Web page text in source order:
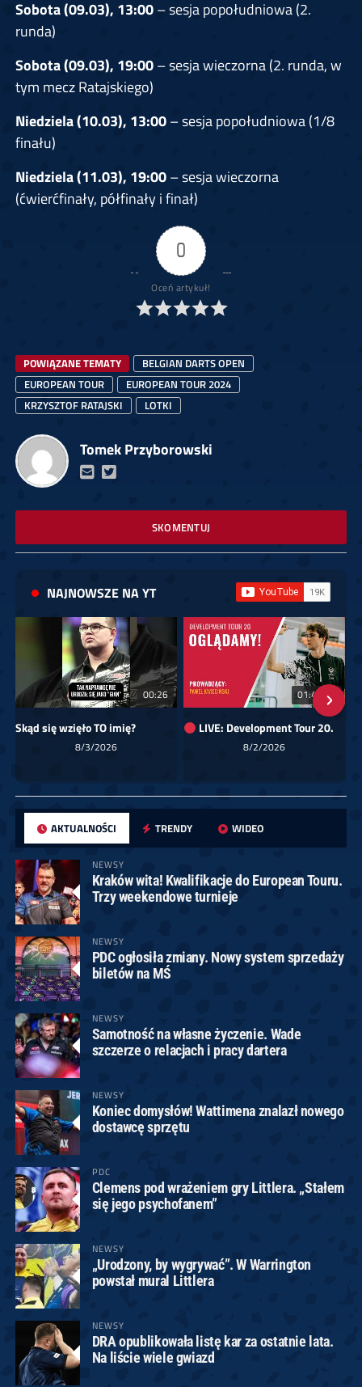
Sobota (09.03), 13:00– sesja popołudniowa (2.
runda)
Sobota (09.03), 19:00– sesja wieczorna (2. runda, w
tym mecz Ratajskiego)
Niedziela (10.03), 13:00– sesja popołudniowa (1/8
finału)
Niedziela (11.03), 19:00– sesja wieczorna
(ćwierćfinały, półfinały i finał)
0
Oceń artykuł!
POWIĄZANE TEMATY
BELGIAN DARTS OPEN
EUROPEAN TOUR
EUROPEAN TOUR 2024
KRZYSZTOF RATAJSKI
LOTKI
Tomek Przyborowski
SKOMENTUJ
NAJNOWSZE NA YT
00:26
Skąd się wzięło TO imię?
8/3/2026
01:40:24
LIVE: Development Tour 20.
8/2/2026
AKTUALNOŚCI TRENDY WIDEO
NEWSY
Kraków wita! Kwalifikacje do European Touru.
Trzy weekendowe turnieje
NEWSY
PDC ogłosiła zmiany. Nowy system sprzedaży
biletów na MŚ
NEWSY
Samotność na własne życzenie. Wade
szczerze o relacjach i pracy dartera
NEWSY
Koniec domysłów! Wattimena znalazł nowego
dostawcę sprzętu
PDC
Clemens pod wrażeniem gry Littlera. „Stałem
się jego psychofanem”
NEWSY
„Urodzony, by wygrywać”. W Warrington
powstał mural Littlera
NEWSY
DRA opublikowała listę kar za ostatnie lata.
Na liście wiele gwiazd